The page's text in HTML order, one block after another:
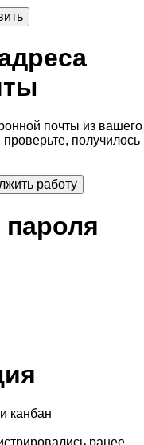
почты из вашего
получилось
канбан